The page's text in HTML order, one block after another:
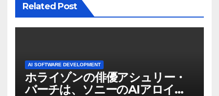
Related Post
AI SOFTWARE DEVELOPMENT
ホライゾンの俳優アシュリー・
バーチは、ソニーのAIアロイの